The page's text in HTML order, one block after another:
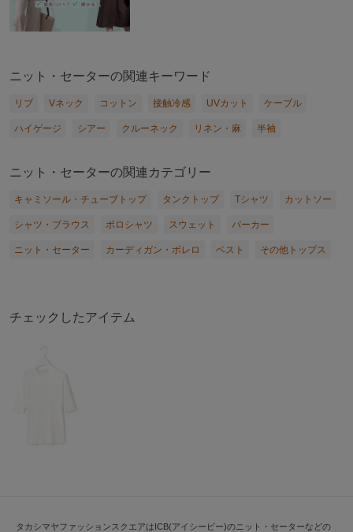
ニット・セーターの関連キーワード
リブ Vネック コットン 接触冷感 UVカット ケーブル
ハイゲージ シアー クルーネック リネン・麻 半袖
ニット・セーターの関連カテゴリー
キャミソール・チューブトップ タンクトップ Tシャツ カットソー
シャツ・ブラウス ポロシャツ スウェット パーカー
ニット・セーター カーディガン・ボレロ ベスト その他トップス
チェックしたアイテム
タカシマヤファッションスクエアはICB(アイシービー)のニット・セーターなどの